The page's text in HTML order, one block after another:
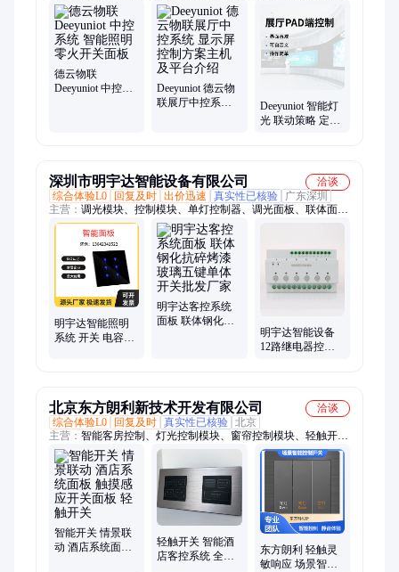
板、智能插座、智能中控、物联网主机、空气检测仪、智能展厅
中控、红外人体感应器、人体感应传感器、多媒体展厅中控
德云物联
Deeyuniot 中控系
Deeyuniot 德云物
联展厅中控系统
Deeyuniot 智能灯
光 联动策略 定时
深圳市明宇达智能设备有限公司
洽谈
综合体验L0
回复及时 出价迅速 真实性已核验
广东深圳
主营： 调光模块、控制模块、单灯控制器、调光面板、联体面
板、智慧路灯系统、智能照明控制系统、继电器开关模块、灯光
控制系统、酒店客房控制系统、RCU酒店客控系统、灯控系统、
路灯定时器、大功率调光箱、智能照明控制模块、智能照明控制
器、灯光控制模块、RCU酒店客控一体机、酒店客房控制器、继
电器控制模块、4路智能照明控制模块、六路智能照明控制模
块、8路智能照明控制模块、12路智能照明控制模块、二路智能
照明模块
明宇达智能照明
系统 开关 电容式
明宇达客控系统
面板 联体钢化抗
明宇达智能设备
12路继电器控制
北京东方朗利新技术开发有限公司
洽谈
综合体验L0
回复及时 真实性已核验 北京
主营： 智能客房控制、灯光控制模块、窗帘控制模块、轻触开
关、客房控制主机、空调控制模块
智能开关 情景联
动 酒店系统面板
轻触开关 智能酒
店客控系统 全屋
东方朗利 轻触灵
敏响应 场景智能